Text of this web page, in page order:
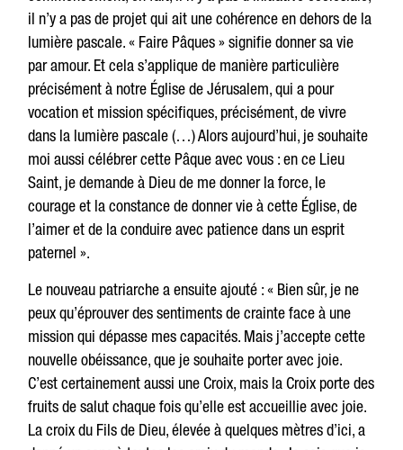
il n’y a pas de projet qui ait une cohérence en dehors de la
lumière pascale. « Faire Pâques » signifie donner sa vie
par amour. Et cela s’applique de manière particulière
précisément à notre Église de Jérusalem, qui a pour
vocation et mission spécifiques, précisément, de vivre
dans la lumière pascale (…) Alors aujourd’hui, je souhaite
moi aussi célébrer cette Pâque avec vous : en ce Lieu
Saint, je demande à Dieu de me donner la force, le
courage et la constance de donner vie à cette Église, de
l’aimer et de la conduire avec patience dans un esprit
paternel ».
Le nouveau patriarche a ensuite ajouté : « Bien sûr, je ne
peux qu’éprouver des sentiments de crainte face à une
mission qui dépasse mes capacités. Mais j’accepte cette
nouvelle obéissance, que je souhaite porter avec joie.
C’est certainement aussi une Croix, mais la Croix porte des
fruits de salut chaque fois qu’elle est accueillie avec joie.
La croix du Fils de Dieu, élevée à quelques mètres d’ici, a